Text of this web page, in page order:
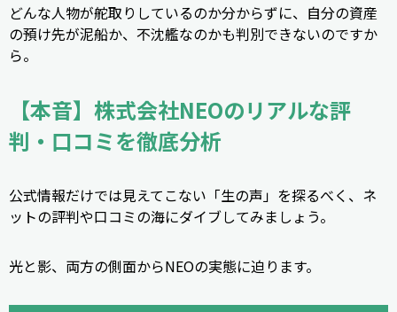
どんな人物が舵取りしているのか分からずに、自分の資産
の預け先が泥船か、不沈艦なのかも判別できないのですか
ら。
【本音】株式会社NEOのリアルな評
判・口コミを徹底分析
公式情報だけでは見えてこない「生の声」を探るべく、ネ
ットの評判や口コミの海にダイブしてみましょう。
光と影、両方の側面からNEOの実態に迫ります。